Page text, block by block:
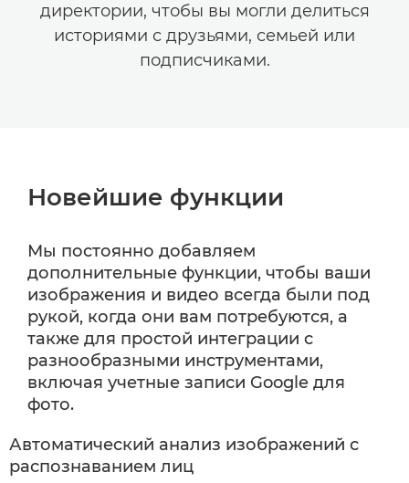
директории, чтобы вы могли делиться
историями с друзьями, семьей или
подписчиками.
Новейшие функции
Мы постоянно добавляем
дополнительные функции, чтобы ваши
изображения и видео всегда были под
рукой, когда они вам потребуются, а
также для простой интеграции с
разнообразными инструментами,
включая учетные записи Google для
фото.
Автоматический анализ изображений с
распознаванием лиц